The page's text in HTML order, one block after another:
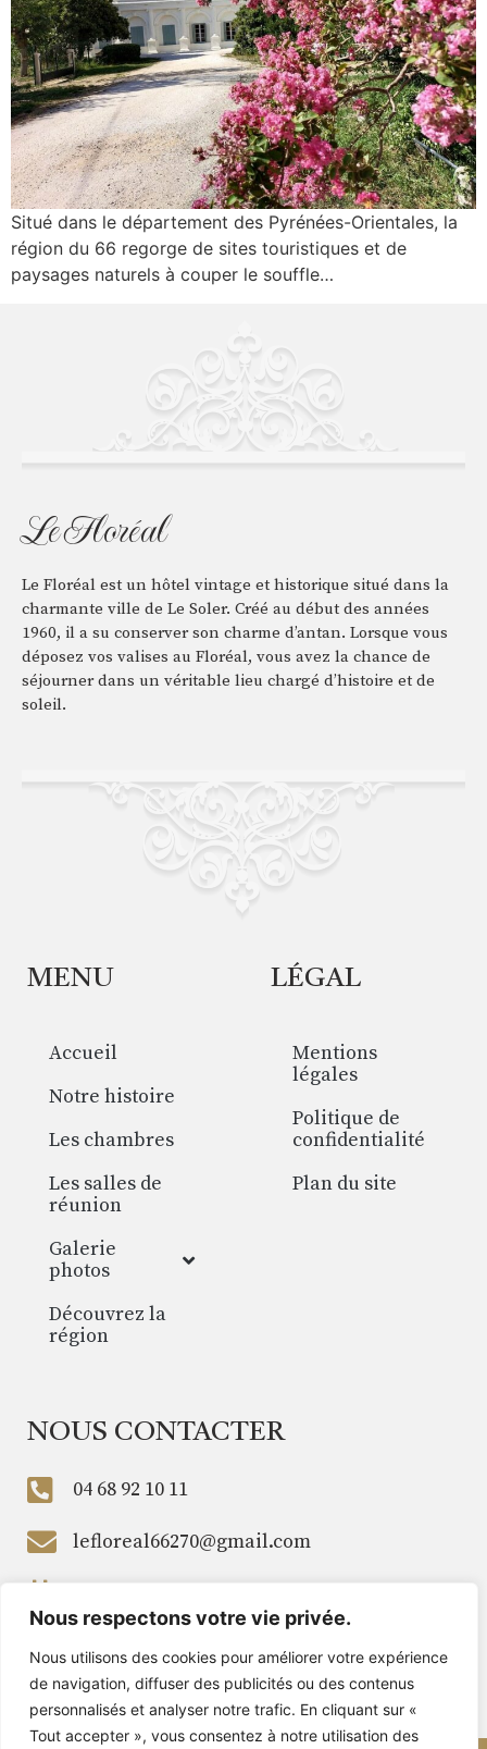
Nous respectons votre vie privée.
Nous utilisons des cookies pour améliorer votre expérience
de navigation, diffuser des publicités ou des contenus
personnalisés et analyser notre trafic. En cliquant sur «
Tout accepter », vous consentez à notre utilisation des
Situé dans le département des Pyrénées-Orientales, la
région du 66 regorge de sites touristiques et de
paysages naturels à couper le souffle…
Le Floréal
Le Floréal est un hôtel vintage et historique situé dans la
charmante ville de Le Soler. Créé au début des années
1960, il a su conserver son charme d’antan. Lorsque vous
déposez vos valises au Floréal, vous avez la chance de
séjourner dans un véritable lieu chargé d’histoire et de
soleil.
MENU
Accueil
Notre histoire
Les chambres
Les salles de
réunion
Galerie
photos
Découvrez la
région
LÉGAL
Mentions
légales
Politique de
confidentialité
Plan du site
NOUS CONTACTER
04 68 92 10 11
lefloreal66270@gmail.com